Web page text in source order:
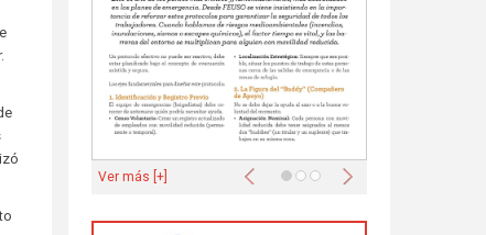
Anterior Siguiente
Ver más [+]